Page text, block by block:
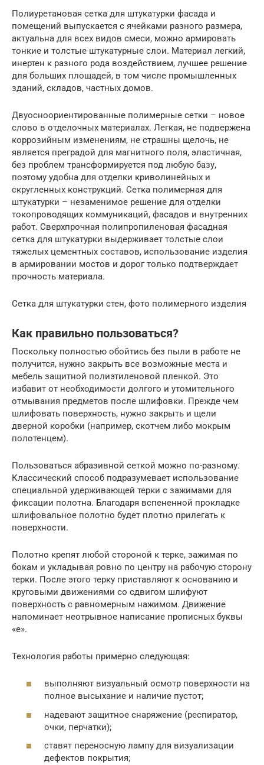
Полиуретановая сетка для штукатурки фасада и
помещений выпускается с ячейками разного размера,
актуальна для всех видов смеси, можно армировать
тонкие и толстые штукатурные слои. Материал легкий,
инертен к разного рода воздействием, лучшее решение
для больших площадей, в том числе промышленных
зданий, складов, частных домов.
Двуосноориентированные полимерные сетки – новое
слово в отделочных материалах. Легкая, не подвержена
коррозийным изменениям, не страшны щелочь, не
является преградой для магнитного поля, эластичная,
без проблем трансформируется под любую базу,
поэтому удобна для отделки криволинейных и
скругленных конструкций. Сетка полимерная для
штукатурки – незаменимое решение для отделки
токопроводящих коммуникаций, фасадов и внутренних
работ. Сверхпрочная полипропиленовая фасадная
сетка для штукатурки выдерживает толстые слои
тяжелых цементных составов, использование изделия
в армировании мостов и дорог только подтверждает
прочность материала.
Сетка для штукатурки стен, фото полимерного изделия
Как правильно пользоваться?
Поскольку полностью обойтись без пыли в работе не
получится, нужно закрыть все возможные места и
мебель защитной полиэтиленовой пленкой. Это
избавит от необходимости долгого и утомительного
отмывания предметов после шлифовки. Прежде чем
шлифовать поверхность, нужно закрыть и щели
дверной коробки (например, скотчем либо мокрым
полотенцем).
Пользоваться абразивной сеткой можно по-разному.
Классический способ подразумевает использование
специальной удерживающей терки с зажимами для
фиксации полотна. Благодаря вспененной прокладке
шлифовальное полотно будет плотно прилегать к
поверхности.
Полотно крепят любой стороной к терке, зажимая по
бокам и укладывая ровно по центру на рабочую сторону
терки. После этого терку приставляют к основанию и
круговыми движениями со сдвигом шлифуют
поверхность с равномерным нажимом. Движение
напоминает неотрывное написание прописных буквы
«е».
Технология работы примерно следующая:
выполняют визуальный осмотр поверхности на
полное высыхание и наличие пустот;
надевают защитное снаряжение (респиратор,
очки, перчатки);
ставят переносную лампу для визуализации
дефектов покрытия;